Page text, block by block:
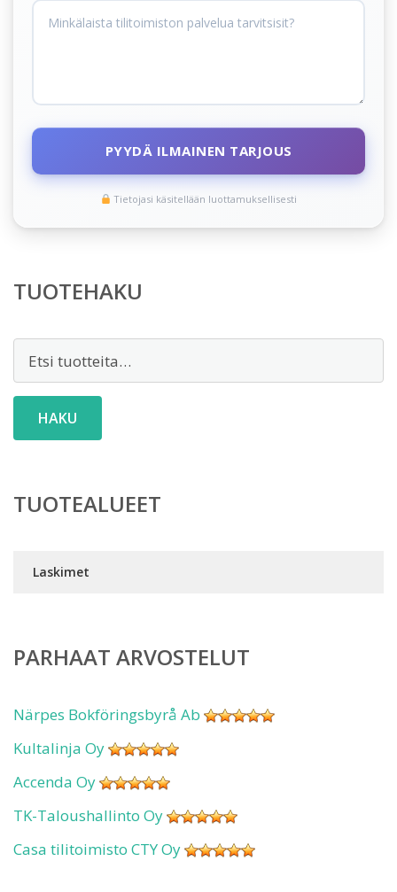
PYYDÄ ILMAINEN TARJOUS
Tietojasi käsitellään luottamuksellisesti
TUOTEHAKU
HAKU
TUOTEALUEET
Laskimet
PARHAAT ARVOSTELUT
Närpes Bokföringsbyrå Ab
Kultalinja Oy
Accenda Oy
TK-Taloushallinto Oy
Casa tilitoimisto CTY Oy